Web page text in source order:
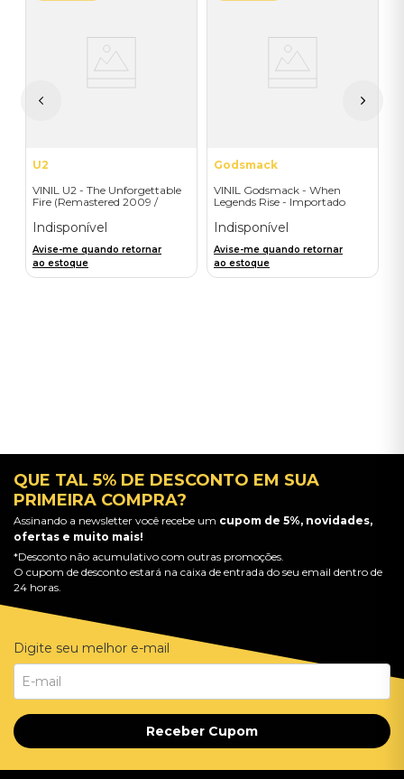
U2
VINIL U2 - The Unforgettable
Fire (Remastered 2009 /
Importado
Indisponível
Avise-me quando retornar
ao estoque
Godsmack
VINIL Godsmack - When
Legends Rise - Importado
Indisponível
Avise-me quando retornar
ao estoque
QUE TAL 5% DE DESCONTO EM SUA
PRIMEIRA COMPRA?
Assinando a newsletter você recebe um cupom de 5%, novidades,
ofertas e muito mais!
*Desconto não acumulativo com outras promoções.
O cupom de desconto estará na caixa de entrada do seu email dentro de
24 horas.
Digite seu melhor e-mail
Receber Cupom